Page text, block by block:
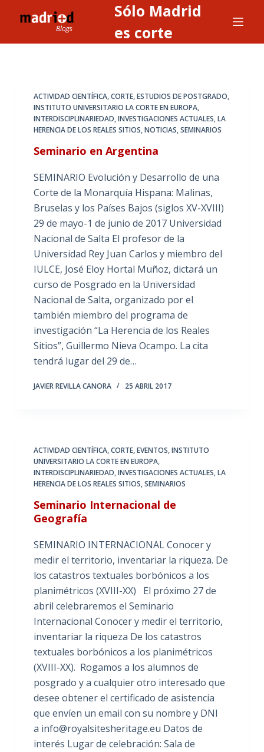
l
Sólo Madrid
es corte
ACTIVIDAD CIENTÍFICA,CORTE,ESTUDIOS DE POSTGRADO,
INSTITUTO UNIVERSITARIO LA CORTE EN EUROPA,
INTERDISCIPLINARIEDAD,INVESTIGACIONES ACTUALES,LA
HERENCIA DE LOS REALES SITIOS,NOTICIAS,SEMINARIOS
Seminario en Argentina
SEMINARIO Evolución y Desarrollo de una
Corte de la Monarquía Hispana: Malinas,
Bruselas y los Países Bajos (siglos XV-XVIII)
29 de mayo-1 de junio de 2017 Universidad
Nacional de Salta El profesor de la
Universidad Rey Juan Carlos y miembro del
IULCE, José Eloy Hortal Muñoz, dictará un
curso de Posgrado en la Universidad
Nacional de Salta, organizado por el
también miembro del programa de
investigación “La Herencia de los Reales
Sitios”, Guillermo Nieva Ocampo. La cita
tendrá lugar del 29 de…
JAVIER REVILLA CANORA 25 ABRIL 2017
ACTIVIDAD CIENTÍFICA,CORTE,EVENTOS,INSTITUTO
UNIVERSITARIO LA CORTE EN EUROPA,
INTERDISCIPLINARIEDAD,INVESTIGACIONES ACTUALES,LA
HERENCIA DE LOS REALES SITIOS,SEMINARIOS
Seminario Internacional de
Geografía
SEMINARIO INTERNACIONAL Conocer y
medir el territorio, inventariar la riqueza. De
los catastros textuales borbónicos a los
planimétricos (XVIII-XX) El próximo 27 de
abril celebraremos el Seminario
Internacional Conocer y medir el territorio,
inventariar la riqueza De los catastros
textuales borbónicos a los planimétricos
(XVIII-XX). Rogamos a los alumnos de
posgrado y a cualquier otro interesado que
desee obtener el certificado de asistencia
que envíen un email con su nombre y DNI
a info@royalsitesheritage.eu Datos de
interés Lugar de celebración: Sala de